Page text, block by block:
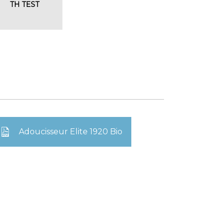
TH TEST
Adoucisseur Elite 1920 Bio